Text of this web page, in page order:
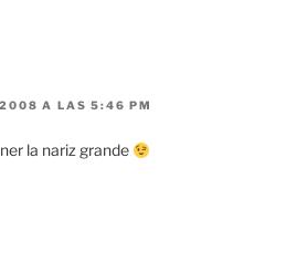
A LAS 5:46 PM
la nariz grande